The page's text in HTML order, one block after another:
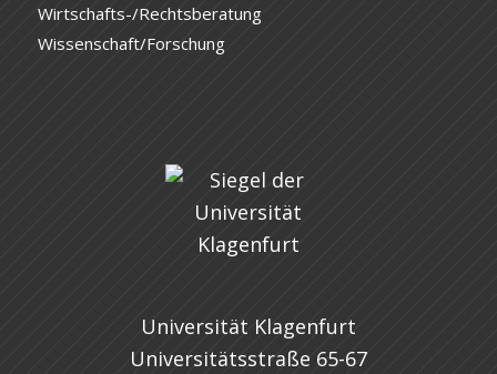
Wirtschafts-/Rechtsberatung
Wissenschaft/Forschung
Universität Klagenfurt
Universitätsstraße 65-67